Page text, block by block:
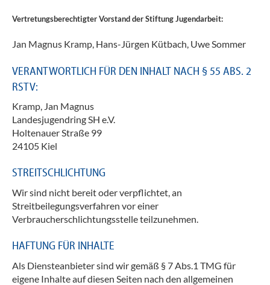
Vertretungsberechtigter Vorstand der Stiftung Jugendarbeit:
Jan Magnus Kramp, Hans-Jürgen Kütbach, Uwe Sommer
VERANTWORTLICH FÜR DEN INHALT NACH § 55 ABS. 2
RSTV:
Kramp, Jan Magnus
Landesjugendring SH e.V.
Holtenauer Straße 99
24105 Kiel
STREITSCHLICHTUNG
Wir sind nicht bereit oder verpflichtet, an
Streitbeilegungsverfahren vor einer
Verbraucherschlichtungsstelle teilzunehmen.
HAFTUNG FÜR INHALTE
Als Diensteanbieter sind wir gemäß § 7 Abs.1 TMG für
eigene Inhalte auf diesen Seiten nach den allgemeinen